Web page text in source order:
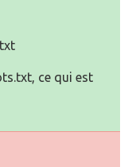
ce qui est